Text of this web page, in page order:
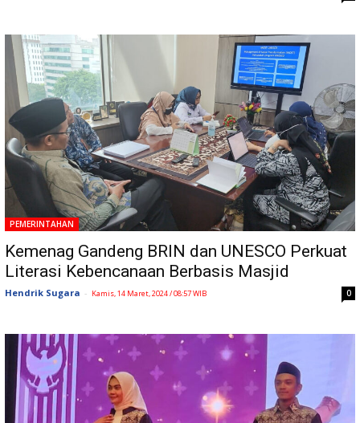
PEMERINTAHAN
Kemenag Gandeng BRIN dan UNESCO Perkuat
Literasi Kebencanaan Berbasis Masjid
Hendrik Sugara - Kamis, 14 Maret, 2024 / 08:57 WIB 0